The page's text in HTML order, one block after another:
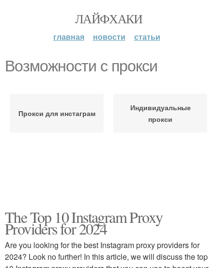
ЛАЙФХАКИ
главная новости статьи
Возможности с прокси
Прокси для инстаграм
Индивидуальные
прокси
The Top 10 Instagram Proxy
Providers for 2024
Are you looking for the best Instagram proxy providers for
2024? Look no further! In this article, we will discuss the top